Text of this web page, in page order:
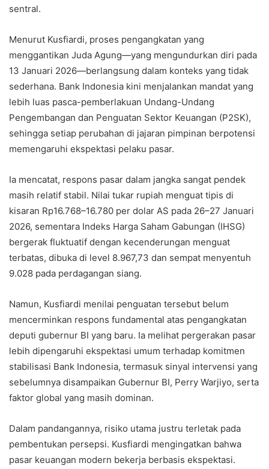
sentral.
Menurut Kusfiardi, proses pengangkatan yang
menggantikan Juda Agung—yang mengundurkan diri pada
13 Januari 2026—berlangsung dalam konteks yang tidak
sederhana. Bank Indonesia kini menjalankan mandat yang
lebih luas pasca-pemberlakuan Undang-Undang
Pengembangan dan Penguatan Sektor Keuangan (P2SK),
sehingga setiap perubahan di jajaran pimpinan berpotensi
memengaruhi ekspektasi pelaku pasar.
Ia mencatat, respons pasar dalam jangka sangat pendek
masih relatif stabil. Nilai tukar rupiah menguat tipis di
kisaran Rp16.768–16.780 per dolar AS pada 26–27 Januari
2026, sementara Indeks Harga Saham Gabungan (IHSG)
bergerak fluktuatif dengan kecenderungan menguat
terbatas, dibuka di level 8.967,73 dan sempat menyentuh
9.028 pada perdagangan siang.
Namun, Kusfiardi menilai penguatan tersebut belum
mencerminkan respons fundamental atas pengangkatan
deputi gubernur BI yang baru. Ia melihat pergerakan pasar
lebih dipengaruhi ekspektasi umum terhadap komitmen
stabilisasi Bank Indonesia, termasuk sinyal intervensi yang
sebelumnya disampaikan Gubernur BI, Perry Warjiyo, serta
faktor global yang masih dominan.
Dalam pandangannya, risiko utama justru terletak pada
pembentukan persepsi. Kusfiardi mengingatkan bahwa
pasar keuangan modern bekerja berbasis ekspektasi.